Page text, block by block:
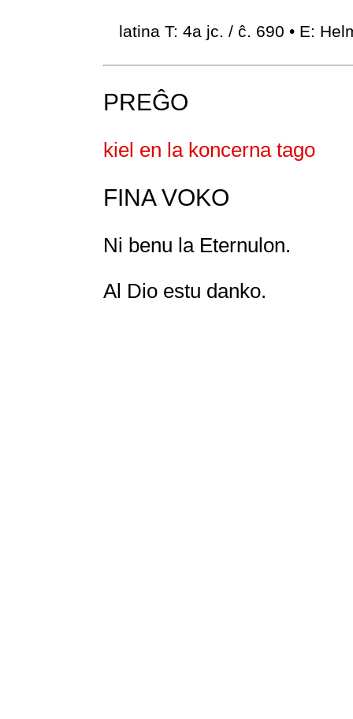
latina T: 4a jc. / ĉ. 690 • E:
PREĜO
kiel en la koncerna tago
FINA VOKO
Ni benu la Eternulon.
Al Dio estu danko.